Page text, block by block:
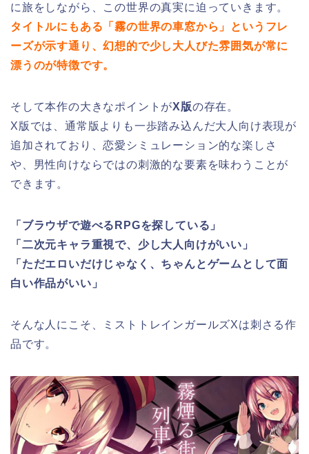
に旅をしながら、この世界の真実に迫っていきます。
タイトルにもある「霧の世界の車窓から」というフレ
ーズが示す通り、幻想的で少し大人びた雰囲気が常に
漂うのが特徴です。
そして本作の大きなポイントがX版の存在。
X版では、通常版よりも一歩踏み込んだ大人向け表現が
追加されており、恋愛シミュレーション的な楽しさ
や、男性向けならではの刺激的な要素を味わうことが
できます。
「ブラウザで遊べるRPGを探している」
「二次元キャラ重視で、少し大人向けがいい」
「ただエロいだけじゃなく、ちゃんとゲームとして面
白い作品がいい」
そんな人にこそ、ミストトレインガールズXは刺さる作
品です。